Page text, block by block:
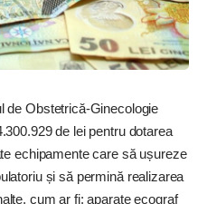
de Obstetrică-Ginecologie
de lei pentru dotarea
echipamente care să ușureze
și să permină realizarea
cum ar fi: aparate ecograf